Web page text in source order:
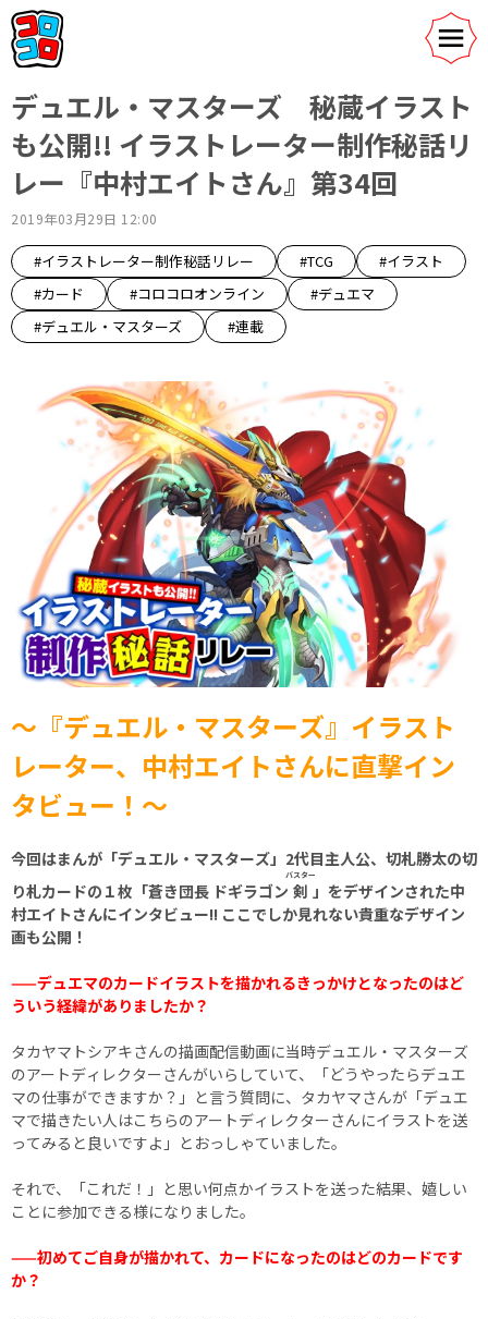
デュエル・マスターズ 秘蔵イラスト
も公開!! イラストレーター制作秘話リ
レー『中村エイトさん』第34回
2019年03月29日 12:00
#イラストレーター制作秘話リレー #TCG
#イラスト
#カード
#コロコロオンライン
#デュエマ
#デュエル・マスターズ
#連載
〜『デュエル・マスターズ』イラスト
レーター、中村エイトさんに直撃イン
タビュー！～
今回はまんが「デュエル・マスターズ」2代目主人公、切札勝太の切
り札カードの１枚「蒼き団長 ドギラゴン 剣
バスター
」をデザインされた中
村エイトさんにインタビュー!! ここでしか見れない貴重なデザイン
画も公開！
——デュエマのカードイラストを描かれるきっかけとなったのはど
ういう経緯がありましたか？
タカヤマトシアキさんの描画配信動画に当時デュエル・マスターズ
のアートディレクターさんがいらしていて、「どうやったらデュエ
マの仕事ができますか？」と言う質問に、タカヤマさんが「デュエ
マで描きたい人はこちらのアートディレクターさんにイラストを送
ってみると良いですよ」とおっしゃていました。
それで、「これだ！」と思い何点かイラストを送った結果、嬉しい
ことに参加できる様になりました。
——初めてご自身が描かれて、カードになったのはどのカードです
か？